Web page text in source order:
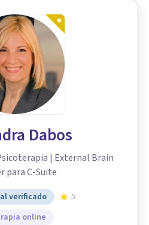
Dabos
| External Brain
para C-Suite
verificado
5
online